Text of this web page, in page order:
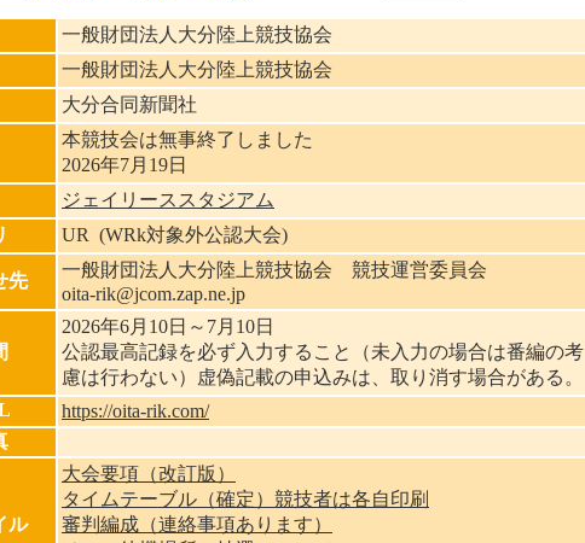
一般財団法人大分陸上競技協会
一般財団法人大分陸上競技協会
大分合同新聞社
本競技会は無事終了しました
2026年7月19日
ジェイリーススタジアム
UR (WRk対象外公認大会)
先
一般財団法人大分陸上競技協会 競技運営委員会
oita-rik@jcom.zap.ne.jp
2026年6月10日～7月10日
公認最高記録を必ず入力すること（未入力の場合は番編の考
慮は行わない）虚偽記載の申込みは、取り消す場合がある。
https://oita-rik.com/
ル
大会要項（改訂版）
タイムテーブル（確定）競技者は各自印刷
審判編成（連絡事項あります）